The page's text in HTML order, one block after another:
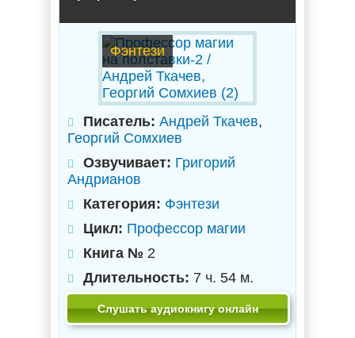
Фэнтези
Писатель: Андрей Ткачев,
Георгий Сомхиев
Озвучивает: Григорий
Андрианов
Категория: Фэнтези
Цикл: Профессор магии
Книга № 2
Длительность: 7 ч. 54 м.
Слушать аудиокнигу онлайн